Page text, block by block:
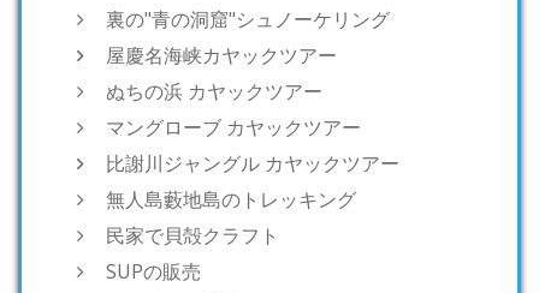
裏の"青の洞窟"シュノーケリング
屋慶名海峡カヤックツアー
ぬちの浜 カヤックツアー
マングローブ カヤックツアー
比謝川ジャングル カヤックツアー
無人島藪地島のトレッキング
民家で貝殻クラフト
SUPの販売